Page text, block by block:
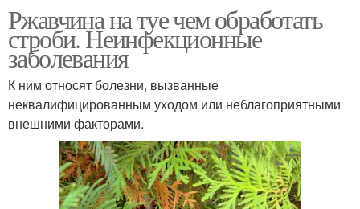
Ржавчина на туе чем обработать
строби. Неинфекционные
заболевания
К ним относят болезни, вызванные
неквалифицированным уходом или неблагоприятными
внешними факторами.